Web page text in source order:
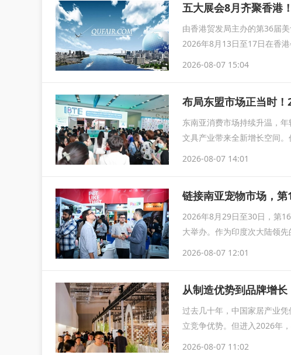
由香港贸发局主办的第36届
2026年8月13日至17日在香
2026-08-07 15:04
布局东盟市场正当时
东南亚消费市场持续升温，
文具产业带来全新增长空间
2026-08-07 14:01
链接南亚宠物市场，
2026年8月29日至30日，第
大举办。作为印度次大陆领
2026-08-07 12:01
从制造优势到品牌增
过去几十年，中国家居产业
立竞争优势。但进入2026年
2026-08-07 11:02